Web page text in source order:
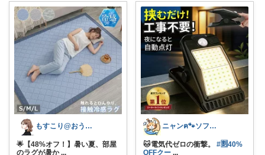
もすこり@おうち満喫＆外出頑張る
🌟【48%オフ！】暑い夏、部屋
のラグが暑か ...
ニャンฅ🐾ソファでくつろぐ猫🐱💕
🐱電気代ゼロの衝撃。 #🈹40%
OFFクー ...